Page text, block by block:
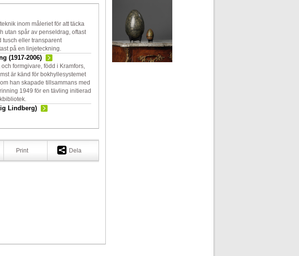
inom måleriet för att täcka
utan spår av penseldrag, oftast
tusch eller transparent
på en linjeteckning.
(1917-2006)
formgivare, född i Kramfors,
är känd för bokhyllesystemet
han skapade tillsammans med
1949 för en tävling initierad
Lindberg)
Print Dela